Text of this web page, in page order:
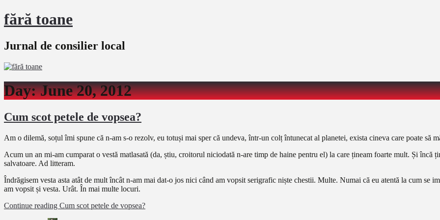
fără toane
Jurnal de consilier local
Day:June 20, 2012
Cum scot petele de vopsea?
Am o dilemă, soțul îmi spune că n-am s-o rezolv, eu totuși mai sper că undeva, într-un colț întunecat al planetei, exista cineva care poate să
Acum un an mi-am cumparat o vestă matlasată (da, știu, croitorul niciodată n-are timp de haine pentru el) la care țineam foarte mult. Și încă
salvatoare. Ad litteram.
Îndrăgisem vesta asta atât de mult încât n-am mai dat-o jos nici când am vopsit serigrafic niște chestii. Multe. Numai că eu atentă la cum se
am vopsit și vesta. Urât. În mai multe locuri.
Continue reading Cum scot petele de vopsea?